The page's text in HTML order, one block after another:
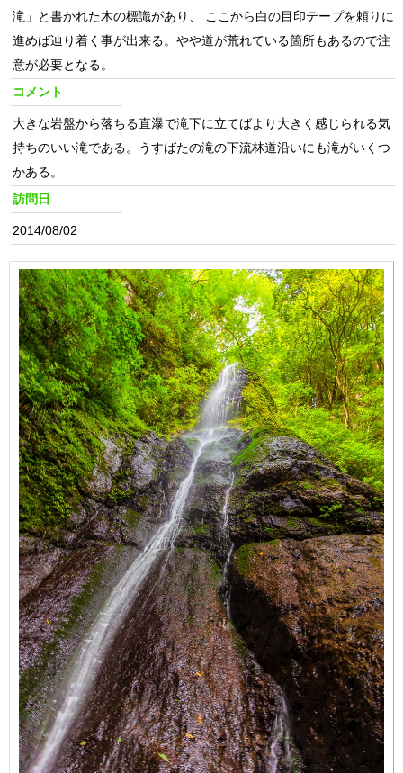
滝」と書かれた木の標識があり、 ここから白の目印テープを頼りに
進めば辿り着く事が出来る。やや道が荒れている箇所もあるので注
意が必要となる。
コメント
大きな岩盤から落ちる直瀑で滝下に立てばより大きく感じられる気
持ちのいい滝である。うすばたの滝の下流林道沿いにも滝がいくつ
かある。
訪問日
2014/08/02